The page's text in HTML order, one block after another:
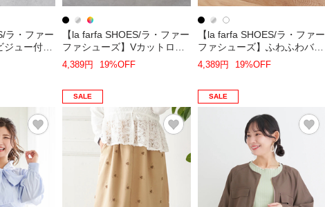
ラ・ファー
ュー付き
【la farfa SHOES/ラ・ファー
ファシューズ】Vカットロー
ヒールパンプス
4,389円 19%OFF
【la farfa SHOES/ラ・ファー
ファシューズ】ふわふわバレ
エシューズ
4,389円 19%OFF
SALE SALE